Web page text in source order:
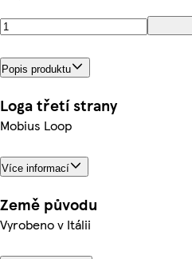
Popis produktu
Loga třetí strany
Mobius Loop
Více informací
Země původu
Vyrobeno v Itálii